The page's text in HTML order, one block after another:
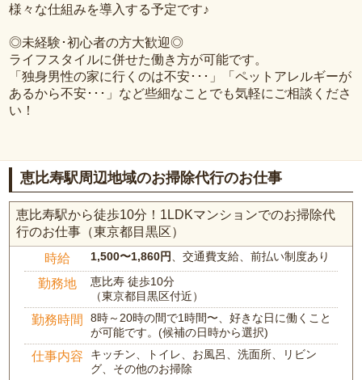
様々な仕組みを導入する予定です♪
◎未経験･初心者の方大歓迎◎
ライフスタイルに併せた働き方が可能です。
「独身男性の家に行くのは不安･･･」「ペットアレルギーが
あるから不安･･･」など些細なことでも気軽にご相談くださ
い！
恵比寿駅周辺地域のお掃除代行のお仕事
恵比寿駅から徒歩10分！1LDKマンションでのお掃除代
行のお仕事（東京都目黒区）
時給 1,500〜1,860円、交通費支給、前払い制度あり
勤務地
恵比寿 徒歩10分
（東京都目黒区付近）
勤務時間
8時～20時の間で1時間〜、好きな日に働くこと
が可能です。(候補の日時から選択)
仕事内容
キッチン、トイレ、お風呂、洗面所、リビン
グ、その他のお掃除